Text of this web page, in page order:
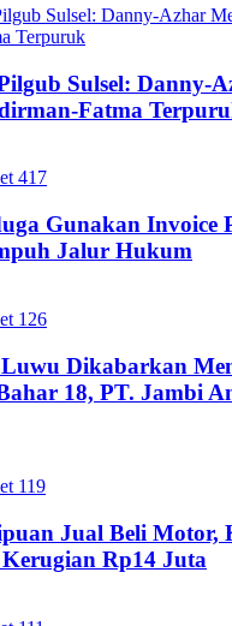
Sulsel: Danny-
Fatma
417
Gunakan Invoice
Jalur Hukum
126
Luwu Dikabarkan
18, PT. Jambi
119
Jual Beli Motor,
Rp14 Juta